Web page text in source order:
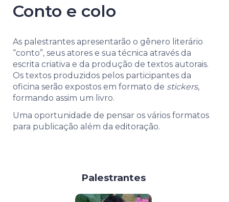
Conto e colo
As palestrantes apresentarão o gênero literário
“conto”, seus atores e sua técnica através da
escrita criativa e da produção de textos autorais.
Os textos produzidos pelos participantes da
oficina serão expostos em formato de stickers,
formando assim um livro.
Uma oportunidade de pensar os vários formatos
para publicação além da editoração.
Palestrantes